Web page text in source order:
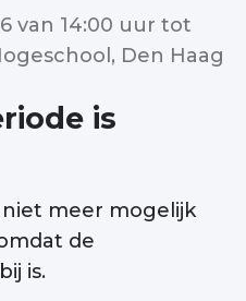
van 14:00 uur tot
Den Haag
is
meer mogelijk
de
is.